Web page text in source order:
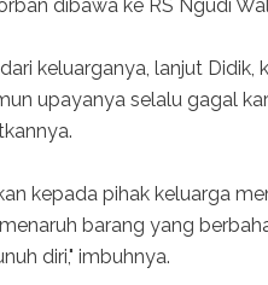
dibawa ke RS Ngudi
keluarganya, lanjut
upayanya selalu gagal
kepada pihak keluarga
barang yang
diri," imbuhnya.